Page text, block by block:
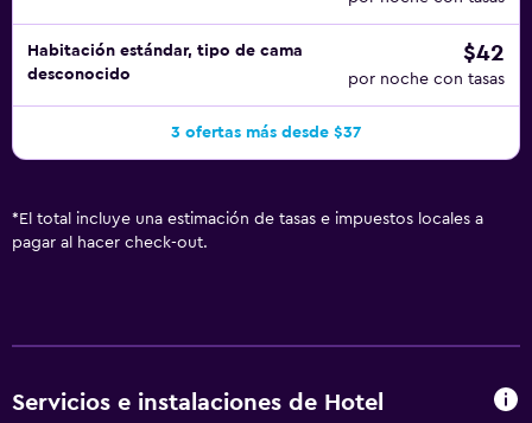
Habitación estándar, tipo de cama
desconocido
$42
por noche con tasas
3 ofertas más desde $37
* El total incluye una estimación de tasas e impuestos locales a
pagar al hacer check-out.
Servicios e instalaciones de Hotel